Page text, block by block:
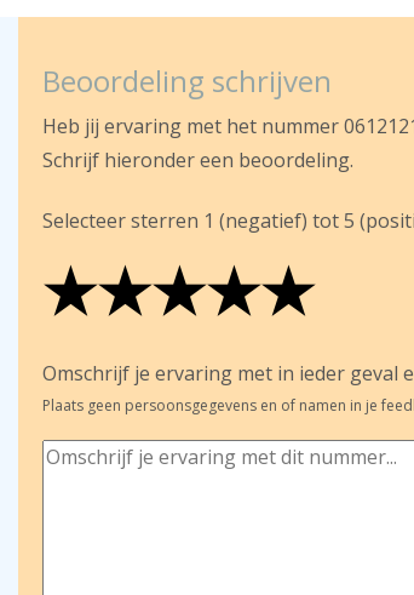
Beoordeling schrijven
Heb jij ervaring met het nummer
Schrijf hieronder een beoordeling.
Selecteer sterren 1 (negatief) tot 5
★
★★
★★★
★★★★
★★★★★
Omschrijf je ervaring met in ieder geval
Plaats geen persoonsgegevens en of namen in je